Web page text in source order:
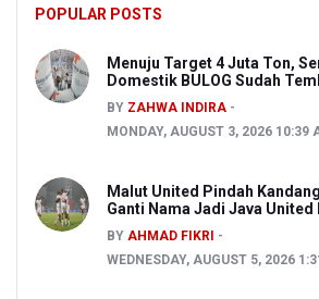
POPULAR POSTS
Menuju Target 4 Juta Ton,
Domestik BULOG Sudah
BY ZAHWA INDIRA
MONDAY, AUGUST 3, 2026 10:39
Malut United Pindah
Ganti Nama Jadi Java United
BY AHMAD FIKRI
WEDNESDAY, AUGUST 5, 2026